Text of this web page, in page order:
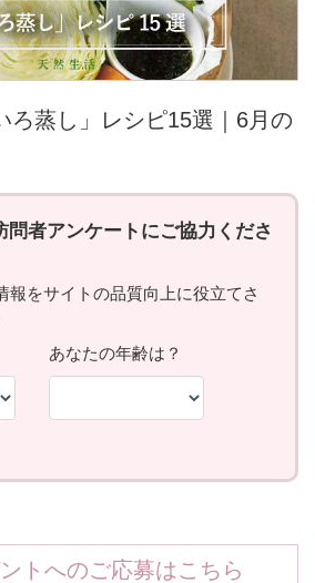
ろ蒸し」レシピ15選｜6月の
トへのご応募はこちら